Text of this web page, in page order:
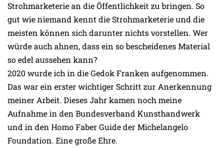
Strohmarketerie an die Öffentlichkeit zu bringen. So
gut wie niemand kennt die Strohmarketerie und die
meisten können sich darunter nichts vorstellen. Wer
würde auch ahnen, dass ein so bescheidenes Material
so edel aussehen kann?
2020 wurde ich in die Gedok Franken aufgenommen.
Das war ein erster wichtiger Schritt zur Anerkennung
meiner Arbeit. Dieses Jahr kamen noch meine
Aufnahme in den Bundesverband Kunsthandwerk
und in den Homo Faber Guide der Michelangelo
Foundation. Eine große Ehre.